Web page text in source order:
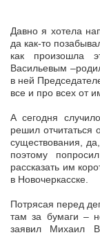
Давно я хотела
да как-то
как произошла
Васильевым
в ней
все и про всех от
А сегодня
решил отчитаться
существования,
поэтому
рассказать им
в Новочеркасске.
Потрясая перед
там за бумаги –
заявил Михаил